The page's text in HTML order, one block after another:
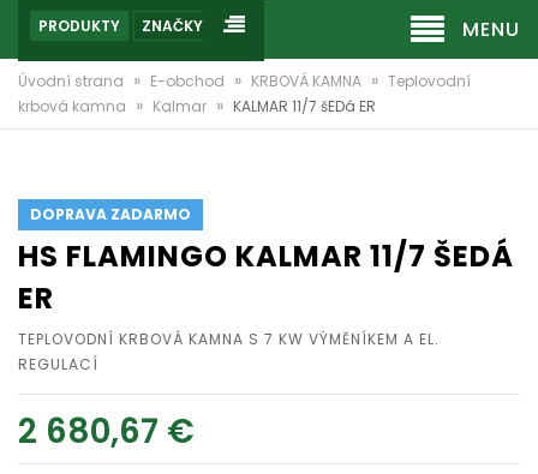
MENU
PRODUKTY ZNAČKY
Úvodní strana » E-obchod » KRBOVÁ KAMNA » Teplovodní
krbová kamna » Kalmar » KALMAR 11/7 šEDá ER
DOPRAVA ZADARMO
HS FLAMINGO KALMAR 11/7 ŠEDÁ
ER
TEPLOVODNÍ KRBOVÁ KAMNA S 7 KW VÝMĚNÍKEM A EL.
REGULACÍ
2 680,67 €